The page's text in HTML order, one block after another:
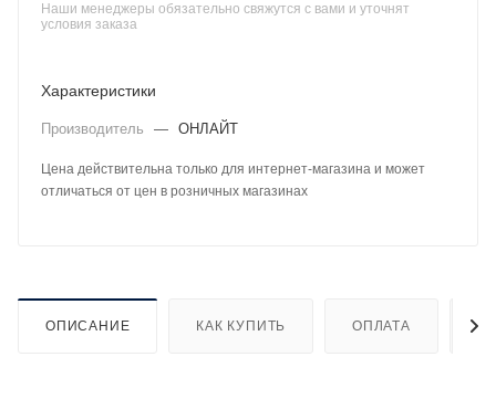
Наши менеджеры обязательно свяжутся с вами и уточнят
условия заказа
Характеристики
Производитель — ОНЛАЙТ
Цена действительна только для интернет-магазина и может
отличаться от цен в розничных магазинах
ОПИСАНИЕ КАК КУПИТЬ ОПЛАТА